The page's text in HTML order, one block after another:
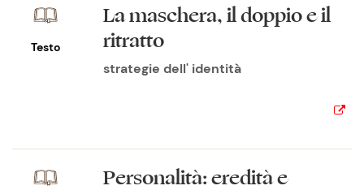
Testo
La maschera, il doppio e il
ritratto
strategie dell' identità
Personalità: eredità e